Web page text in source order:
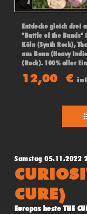
Entdecke gleich drei
"Battle of the Bands"
Köln (Synth Rock),
aus Bonn (Heavy
(Rock). 100% aller
Bands! Das Publikum
Sieger des Abends!
12,00€
Samstag 05.11.2022
CURE)
Europas beste THE